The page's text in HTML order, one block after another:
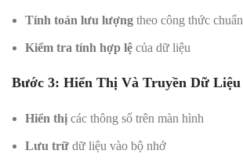
Tính toán lưu lượng theo công thức chuẩn
Kiểm tra tính hợp lệ của dữ liệu
Bước 3: Hiển Thị Và Truyền Dữ Liệu
Hiển thị các thông số trên màn hình
Lưu trữ dữ liệu vào bộ nhớ